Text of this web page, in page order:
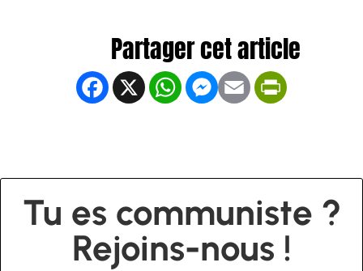
Facebook
X WhatsApp
Messenger
Email
Tu es communiste ?
Rejoins-nous !